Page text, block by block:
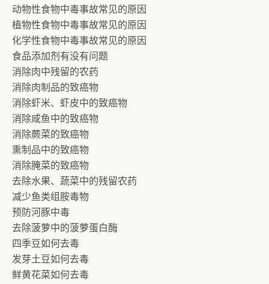
动物性食物中毒事故常见的原因
植物性食物中毒事故常见的原因
化学性食物中毒事故常见的原因
食品添加剂有没有问题
消除肉中残留的农药
消除肉制品的致癌物
消除虾米、虾皮中的致癌物
消除咸鱼中的致癌物
消除蕨菜的致癌物
熏制品中的致癌物
消除腌菜的致癌物
去除水果、蔬菜中的残留农药
减少鱼类组胺毒物
预防河豚中毒
去除菠萝中的菠萝蛋白酶
四季豆如何去毒
发芽土豆如何去毒
鲜黄花菜如何去毒